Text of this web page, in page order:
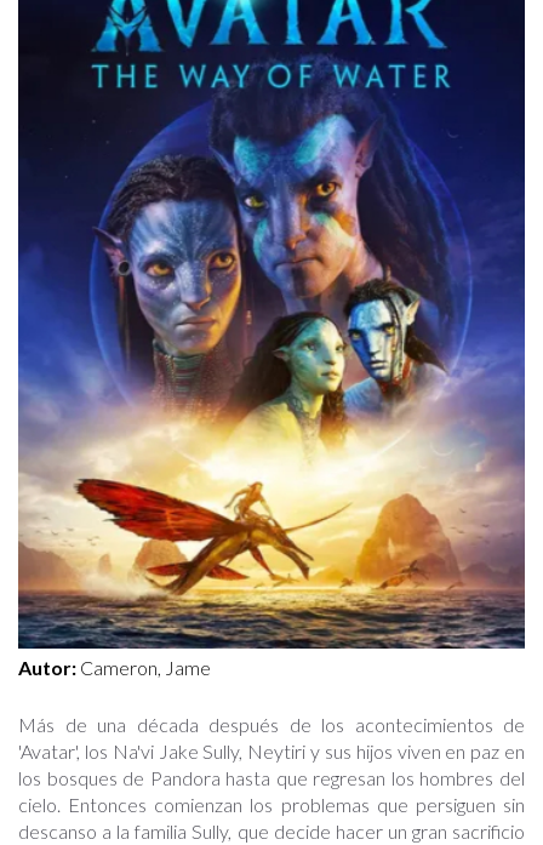
Autor: Cameron, Jame
Más de una década después de los acontecimientos de
'Avatar', los Na'vi Jake Sully, Neytiri y sus hijos viven en paz en
los bosques de Pandora hasta que regresan los hombres del
cielo. Entonces comienzan los problemas que persiguen sin
descanso a la familia Sully, que decide hacer un gran sacrificio